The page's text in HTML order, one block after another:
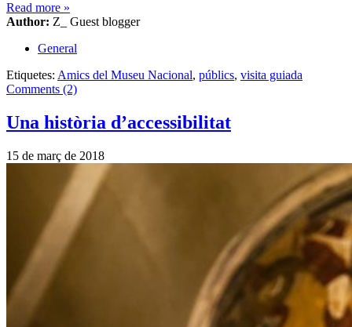
Read more »
Author: Z_ Guest blogger
General
Etiquetes: Amics del Museu Nacional, públics, visita guiada
Comments (2)
Una història d’accessibilitat
15 de març de 2018